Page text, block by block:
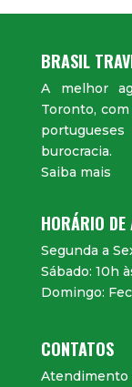
BRASIL
A melhor
Toronto,
burocracia.
Saiba mais
HORÁRIO DE
Segunda a
Sábado: 10h
Domingo:
CONTATOS
Atendimento